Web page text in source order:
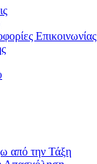
Επικοινωνίας
από την Τάξη